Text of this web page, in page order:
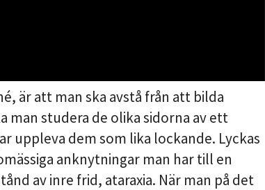
är att man ska avstå från att bilda
man studera de olika sidorna av ett
uppleva dem som lika lockande. Lyckas
anknytningar man har till en
av inre frid, ataraxia. När man på det